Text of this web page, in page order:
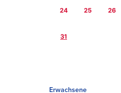
24 25 26
31
Erwachsene